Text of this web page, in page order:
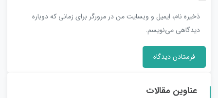
ذخیره نام، ایمیل و وبسایت من در مرورگر برای زمانی که دوباره
دیدگاهی می‌نویسم.
عناوین مقالات